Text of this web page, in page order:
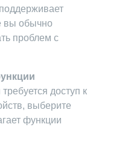
вы обычно
проблем с
доступ к
выберите
функции